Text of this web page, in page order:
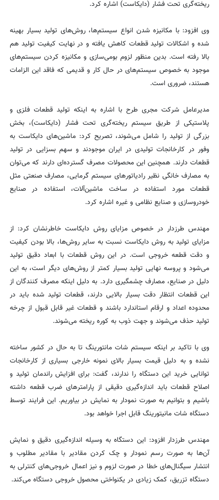
ریخته‌گری تحت فشار (دایکاست) اشاره کرد.
وی افزود: با مکانیزه شدن انواع سیستم‌ها، روش‌های تولید بسیار بهینه
شده و اشکالات تولید قطعات کاهش یافته و در نهایت کیفیت تولید هم
بالا رفته است. بدین منظور لزوم بومی‌سازی و مکانیزه کردن سیستم‌های
موجود به خصوص سیستم‌های در حال کار و قدیمی که فاقد این الزامات
هستند، ضروری است.
مدیرعامل شرکت مجری طرح با اشاره به اینکه تولید قطعات فلزی و
پلاستیکی از طریق سیستم ریخته‌گری تحت فشار (دایکاست)، بخش
بزرگی از تولید را شامل می‌شوند، تصریح کرد: ماشین‌های دایکاست به
وفور در کارخانجات تولیدی در ایران موجودند و سهم بسزایی در تولید
قطعات دارند. همچنین این محصولات مصرف گسترده‌ای دارند که می‌توان
به مصارف خانگی نظیر رادیاتورهای سیستم گرمایی، مصارف صنعتی مثل
قطعات مورد استفاده در ساخت ماشین‌آلات، استفاده در صنایع
خودروسازی و صنایع نظامی و غیره اشاره کرد.
مهندس طرزدار در خصوص مزایای روش دایکاست خاطرنشان کرد: از
مزایای تولید به روش دایکاست نسبت به سایر روش‌ها، بالا بودن کیفیت
و دقت قطعه خروجی است. در این روش قطعات با ابعاد دقیق تولید
می‌شود و پروسه نهایی تولید بسیار کمتر از روش‌های دیگر است، به این
دلیل در صنایع، مصارف چشمگیری دارد. به دلیل اینکه مصرف کنندگان از
این قطعات انتظار دقت بسیار بالایی دارند، قطعات تولید شده باید در
محدوده اعداد و ارقام استاندارد باشند و قطعات غیر قابل قبول از چرخه
تولید حذف می‌شوند و جهت ذوب به کوره ریخته می‌شوند.
وی با تاکید بر اینکه سیستم شات مانتورینگ تا به حال در کشور ساخته
نشده و به دلیل قیمت بسیار بالای نمونه خارجی بسیاری از کارخانجات
توانایی خرید این دستگاه را ندارند، گفت: برای افزایش راندمان تولید و
اصلاح قطعات باید اندازه‌گیری دقیقی از پارامترهای ضرب قطعه داشته
باشیم و بتوانیم به صورت نمودار به نمایش در بیاوریم. این فرایند توسط
دستگاه شات مانیتورینگ قابل اجرا خواهد بود.
مهندس طرزدار افزود: این دستگاه به وسیله اندازه‌گیری دقیق و نمایش
آن‌ها به صورت رسم نمودار و چک کردن مقادیر با مقادیر مطلوب و
انتشار سیگنال‌های خطا در صورت لزوم و نیز اعمال خروجی‌های کنترلی به
دستگاه تزریق، کمک زیادی در یکنواختی محصول خروجی دستگاه می‌کند.